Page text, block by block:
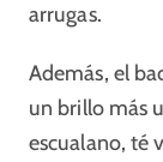
arrugas.
Además, el
un brillo más
escualano, té